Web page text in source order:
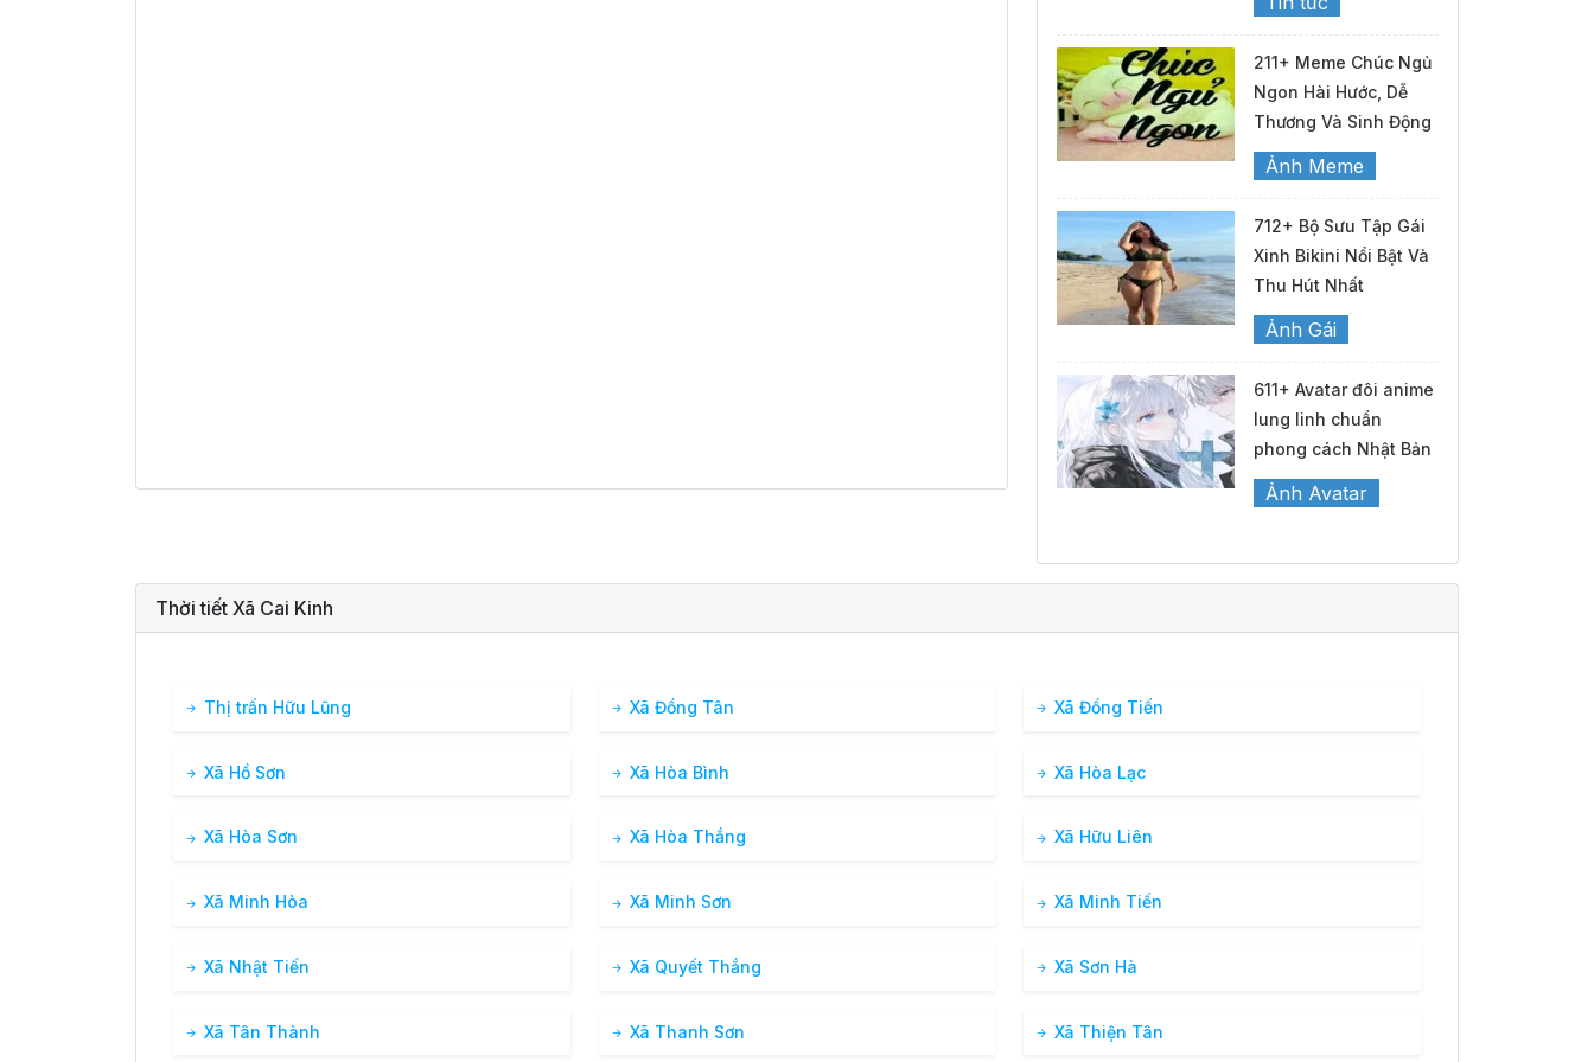
211+ Meme Chúc Ngủ
Ngon Hài Hước, Dễ
Thương Và Sinh Động
Ảnh Meme
712+ Bộ Sưu Tập Gái
Xinh Bikini Nổi Bật Và
Thu Hút Nhất
Ảnh Gái
611+ Avatar đôi anime
lung linh chuẩn
phong cách Nhật Bản
Ảnh Avatar
Thời tiết Xã Cai Kinh
Thị trấn Hữu Lũng Xã Đồng Tân Xã Đồng Tiến
Xã Hồ Sơn Xã Hòa Bình Xã Hòa Lạc
Xã Hòa Sơn Xã Hòa Thắng Xã Hữu Liên
Xã Minh Hòa Xã Minh Sơn Xã Minh Tiến
Xã Nhật Tiến Xã Quyết Thắng Xã Sơn Hà
Xã Tân Thành Xã Thanh Sơn Xã Thiện Tân